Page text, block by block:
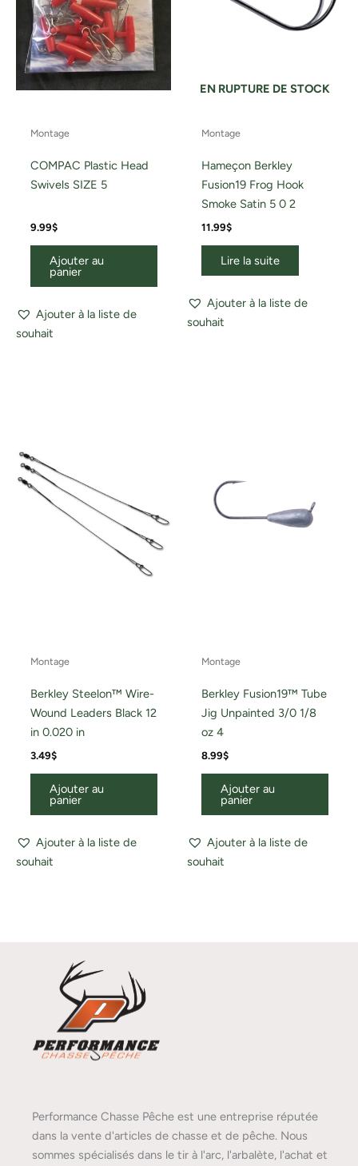
Montage
COMPAC Plastic Head
Swivels SIZE 5
9.99$
Ajouter au
panier
Ajouter à la liste de
souhait
EN RUPTURE DE STOCK
Montage
Hameçon Berkley
Fusion19 Frog Hook
Smoke Satin 5 0 2
11.99$
Lire la suite
Ajouter à la liste de
souhait
Montage
Berkley Steelon™ Wire-
Wound Leaders Black 12
in 0.020 in
3.49$
Ajouter au
panier
Ajouter à la liste de
souhait
Montage
Berkley Fusion19™ Tube
Jig Unpainted 3/0 1/8
oz 4
8.99$
Ajouter au
panier
Ajouter à la liste de
souhait
Performance Chasse Pêche est une entreprise réputée
dans la vente d'articles de chasse et de pêche. Nous
sommes spécialisés dans le tir à l'arc, l'arbalète, l'achat et